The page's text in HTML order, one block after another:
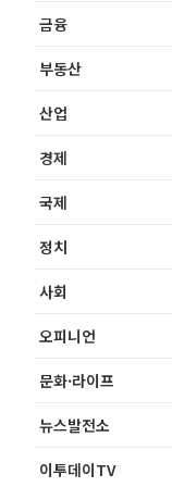
금융
부동산
산업
경제
국제
정치
사회
오피니언
문화·라이프
뉴스발전소
이투데이TV